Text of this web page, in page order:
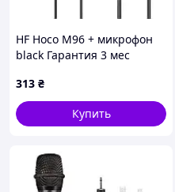
HF Hoco M96 + микрофон
black Гарантия 3 мес
313 ₴
Купить